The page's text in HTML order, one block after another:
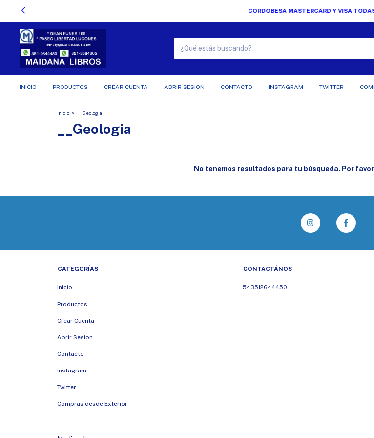
CORDOBESA MASTERCARD Y VISA TODAS
INICIO PRODUCTOS CREAR CUENTA ABRIR SESION CONTACTO INSTAGRAM TWITTER
Inicio > __Geologia
__Geologia
No tenemos resultados para tu búsqueda. Por
CATEGORÍAS
Inicio
Productos
Crear Cuenta
Abrir Sesion
Contacto
Instagram
Twitter
Compras desde Exterior
CONTACTÁNOS
543512644450